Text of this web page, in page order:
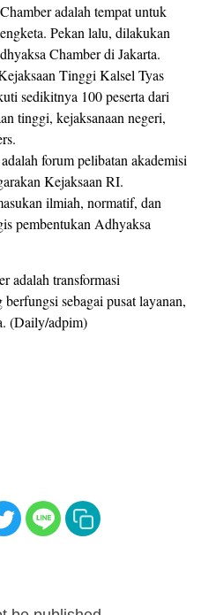
adalah tempat untuk
Pekan lalu, dilakukan
Chamber di Jakarta.
Tinggi Kalsel Tyas
sedikitnya 100 peserta dari
tinggi, kejaksanaan negeri,
forum pelibatan akademisi
Kejaksaan RI.
ilmiah, normatif, dan
pembentukan Adhyaksa
adalah transformasi
sebagai pusat layanan,
(Daily/adpim)